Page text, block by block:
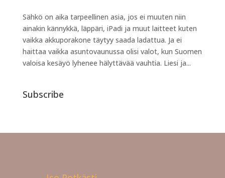
Sähkö on aika tarpeellinen asia, jos ei muuten niin
ainakin kännykkä, läppäri, iPadi ja muut laitteet kuten
vaikka akkuporakone täytyy saada ladattua. Ja ei
haittaa vaikka asuntovaunussa olisi valot, kun Suomen
valoisa kesäyö lyhenee hälyttävää vauhtia. Liesi ja...
Subscribe